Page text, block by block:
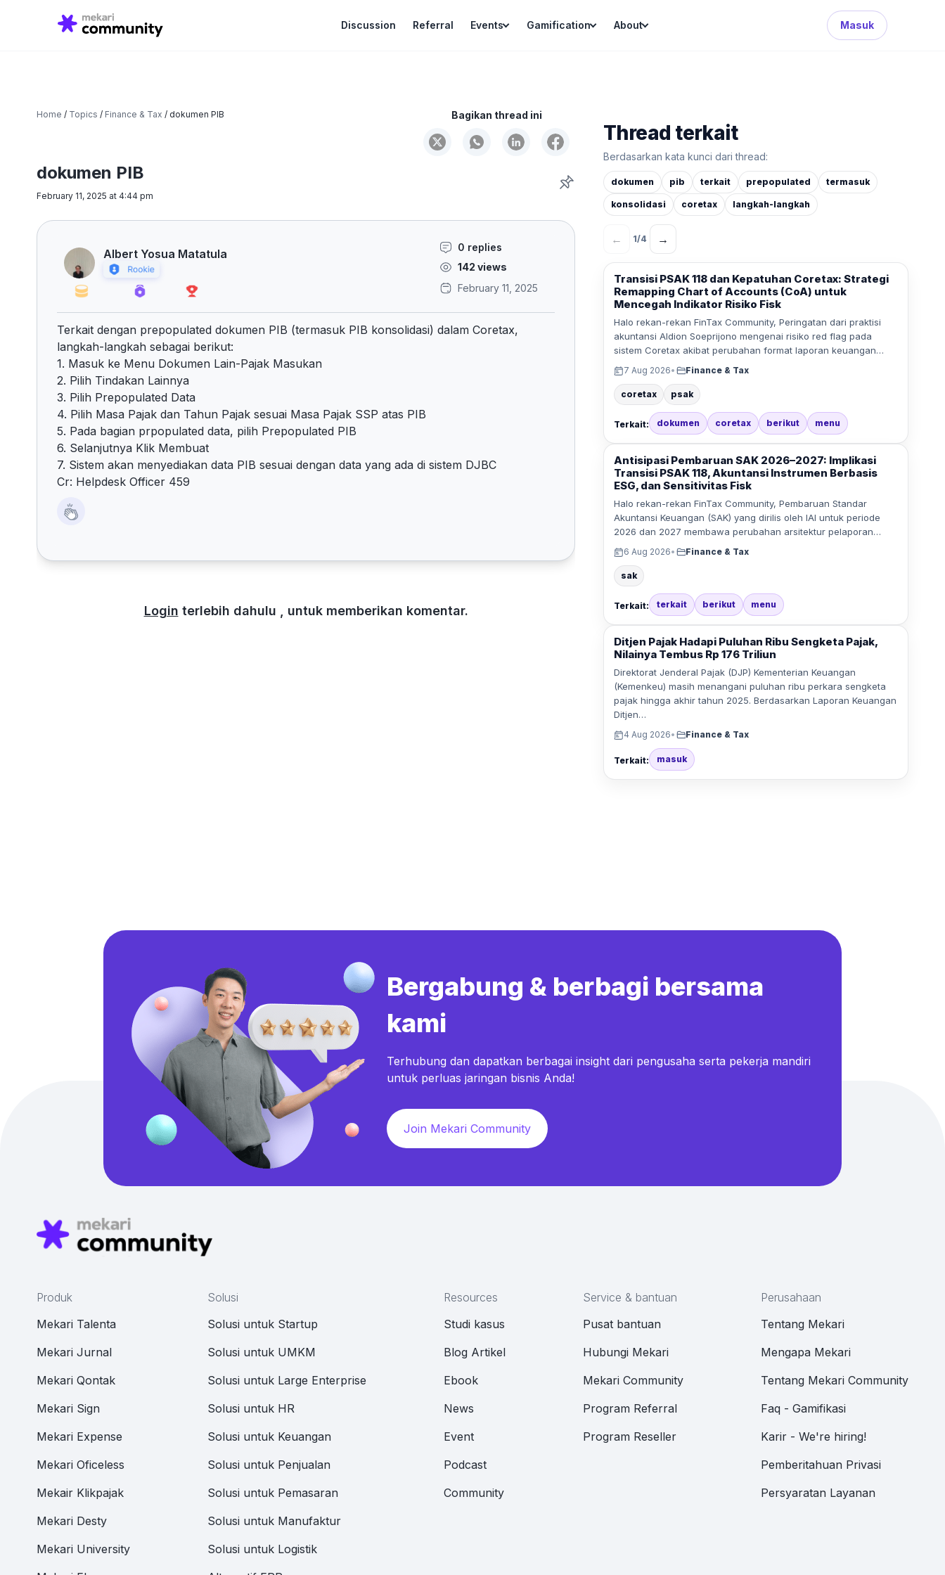
Discussion Referral Events Gamification About Masuk
for:
Search Button
Home / Topics / Finance & Tax / dokumen PIB Bagikan thread ini
dokumen PIB
February 11, 2025 at 4:44 pm
Albert Yosua Matatula
0 replies
142 views
February 11, 2025
Terkait dengan prepopulated dokumen PIB (termasuk PIB konsolidasi) dalam Coretax,
langkah-langkah sebagai berikut:
1. Masuk ke Menu Dokumen Lain-Pajak Masukan
2. Pilih Tindakan Lainnya
3. Pilih Prepopulated Data
4. Pilih Masa Pajak dan Tahun Pajak sesuai Masa Pajak SSP atas PIB
5. Pada bagian prpopulated data, pilih Prepopulated PIB
6. Selanjutnya Klik Membuat
7. Sistem akan menyediakan data PIB sesuai dengan data yang ada di sistem DJBC
Cr: Helpdesk Officer 459
Login terlebih dahulu , untuk memberikan komentar.
Thread terkait
Berdasarkan kata kunci dari thread:
dokumen pib terkait prepopulated termasuk
konsolidasi coretax langkah-langkah
← 1/4 →
Transisi PSAK 118 dan Kepatuhan Coretax: Strategi
Remapping Chart of Accounts (CoA) untuk
Mencegah Indikator Risiko Fisk
Halo rekan-rekan FinTax Community, Peringatan dari praktisi
akuntansi Aldion Soeprijono mengenai risiko red flag pada
sistem Coretax akibat perubahan format laporan keuangan…
7 Aug 2026• Finance & Tax
coretax psak
Terkait: dokumen coretax berikut menu
Antisipasi Pembaruan SAK 2026–2027: Implikasi
Transisi PSAK 118, Akuntansi Instrumen Berbasis
ESG, dan Sensitivitas Fisk
Halo rekan-rekan FinTax Community, Pembaruan Standar
Akuntansi Keuangan (SAK) yang dirilis oleh IAI untuk periode
2026 dan 2027 membawa perubahan arsitektur pelaporan…
6 Aug 2026• Finance & Tax
sak
Terkait: terkait berikut menu
Ditjen Pajak Hadapi Puluhan Ribu Sengketa Pajak,
Nilainya Tembus Rp 176 Triliun
Direktorat Jenderal Pajak (DJP) Kementerian Keuangan
(Kemenkeu) masih menangani puluhan ribu perkara sengketa
pajak hingga akhir tahun 2025. Berdasarkan Laporan Keuangan
Ditjen…
4 Aug 2026• Finance & Tax
Terkait: masuk
Bergabung & berbagi bersama
kami
Terhubung dan dapatkan berbagai insight dari pengusaha serta pekerja mandiri
untuk perluas jaringan bisnis Anda!
Join Mekari Community
Produk
Mekari Talenta
Mekari Jurnal
Mekari Qontak
Mekari Sign
Mekari Expense
Mekari Oficeless
Mekair Klikpajak
Mekari Desty
Mekari University
Solusi
Solusi untuk Startup
Solusi untuk UMKM
Solusi untuk Large Enterprise
Solusi untuk HR
Solusi untuk Keuangan
Solusi untuk Penjualan
Solusi untuk Pemasaran
Solusi untuk Manufaktur
Solusi untuk Logistik
Resources
Studi kasus
Blog Artikel
Ebook
News
Event
Podcast
Community
Service & bantuan
Pusat bantuan
Hubungi Mekari
Mekari Community
Program Referral
Program Reseller
Perusahaan
Tentang Mekari
Mengapa Mekari
Tentang Mekari Community
Faq - Gamifikasi
Karir - We're hiring!
Pemberitahuan Privasi
Persyaratan Layanan